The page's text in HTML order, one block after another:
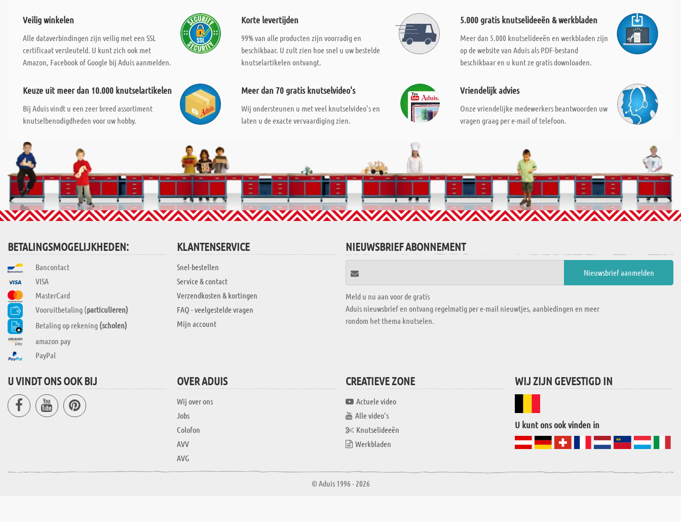
Veilig winkelen
Alle dataverbindingen zijn veilig met een SSL
certificaat versleuteld. U kunt zich ook met
Amazon, Facebook of Google bij Aduis aanmelden.
Korte levertijden
99% van alle producten zijn voorradig en
beschikbaar. U zult zien hoe snel u uw bestelde
knutselartikelen ontvangt.
5.000 gratis knutselideeën & werkbladen
Meer dan 5.000 knutselideeën en werkbladen zijn
op de website van Aduis als PDF-bestand
beschikbaar en u kunt ze gratis downloaden.
Keuze uit meer dan 10.000 knutselartikelen
Bij Aduis vindt u een zeer breed assortiment
knutselbenodigdheden voor uw hobby.
Meer dan 70 gratis knutselvideo's
Wij ondersteunen u met veel knutselvideo's en
laten u de exacte vervaardiging zien.
Vriendelijk advies
Onze vriendelijke medewerkers beantwoorden uw
vragen graag per e-mail of telefoon.
BETALINGSMOGELIJKHEDEN:
Bancontact
VISA
MasterCard
Vooruitbetaling (particulieren)
Betaling op rekening (scholen)
amazon pay
PayPal
KLANTENSERVICE
Snel-bestellen
Service & contact
Verzendkosten & kortingen
FAQ - veelgestelde vragen
Mijn account
NIEUWSBRIEF ABONNEMENT
Meld u nu aan voor de gratis
Aduis nieuwsbrief en ontvang regelmatig per e-mail nieuwtjes, aanbiedingen en meer
rondom het thema knutselen.
U VINDT ONS OOK BIJ OVER ADUIS
Wij over ons
Jobs
Colofon
AVV
AVG
CREATIEVE ZONE
Actuele video
Alle video's
Knutselideeën
Werkbladen
WIJ ZIJN GEVESTIGD IN
U kunt ons ook vinden in
© Aduis 1996 - 2026